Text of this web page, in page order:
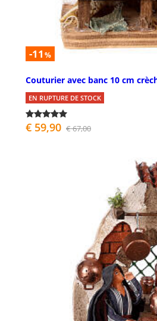
-11 %
Couturier avec banc 10 cm
EN RUPTURE DE STOCK
€ 59,90 € 67,00